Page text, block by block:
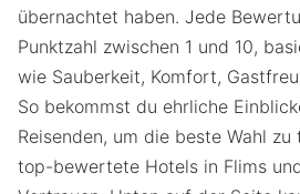
übernachtet haben. Jede
Punktzahl zwischen 1 und 10,
wie Sauberkeit, Komfort,
So bekommst du ehrliche
Reisenden, um die beste Wahl
top-bewertete Hotels in Flims